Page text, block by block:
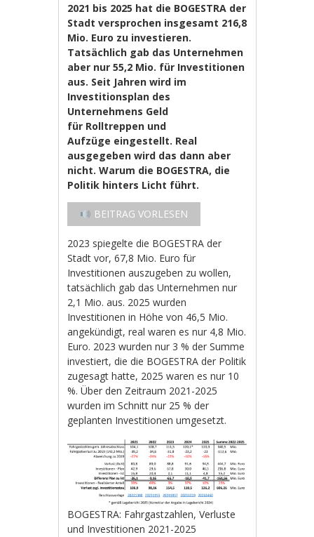
2021 bis 2025 hat die BOGESTRA der
Stadt versprochen insgesamt 216,8
Mio. Euro zu investieren.
Tatsächlich gab das Unternehmen
aber nur 55,2 Mio. für Investitionen
aus. Seit Jahren wird im
Investitionsplan des
Unternehmens Geld
für Rolltreppen und
Aufzüge eingestellt. Real
ausgegeben wird das dann aber
nicht. Warum die BOGESTRA, die
Politik hinters Licht führt.
BEITRAG VORLESEN
2023 spiegelte die BOGESTRA der
Stadt vor, 67,8 Mio. Euro für
Investitionen auszugeben zu wollen,
tatsächlich gab das Unternehmen nur
2,1 Mio. aus. 2025 wurden
Investitionen in Höhe von 46,5 Mio.
angekündigt, real waren es nur 4,8 Mio.
Euro. 2023 wurden nur 3 % der Summe
investiert, die die BOGESTRA der Politik
zugesagt hatte, 2025 waren es nur 10
%. Über den Zeitraum 2021-2025
wurden im Schnitt nur 25 % der
geplanten Investitionen umgesetzt.
BOGESTRA: Fahrgastzahlen, Verluste
und Investitionen 2021-2025